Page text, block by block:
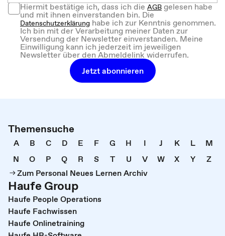
Hiermit bestätige ich, dass ich dieAGBgelesen habe
und mit ihnen einverstanden bin. Die
Datenschutzerklärung habe ich zur Kenntnis genommen.
Ich bin mit der Verarbeitung meiner Daten zur
Versendung der Newsletter einverstanden. Meine
Einwilligung kann ich jederzeit im jeweiligen
Newsletter über den Abmeldelink widerrufen.
Jetzt abonnieren
Themensuche
A B C D E F G H I J K L
M
N
O P Q R S T U V W X Y
Z
Zum Personal Neues Lernen Archiv
Haufe Group
Haufe People Operations
Haufe Fachwissen
Haufe Onlinetraining